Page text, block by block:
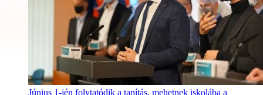
Június 1-jén folytatódik a tanítás, mehetnek iskolába a